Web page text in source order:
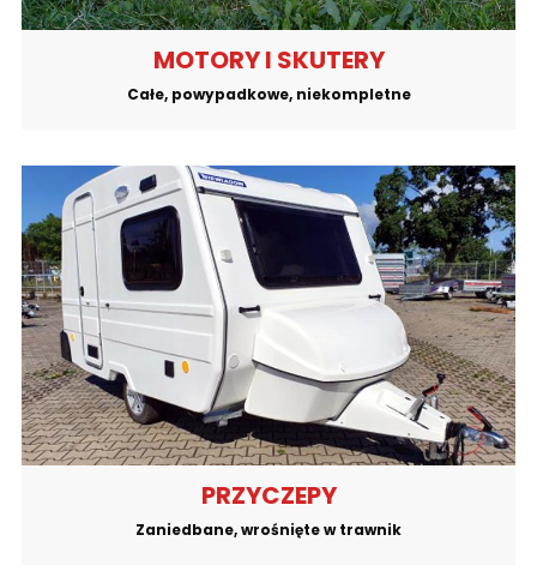
MOTORY I SKUTERY
Całe, powypadkowe, niekompletne
PRZYCZEPY
Zaniedbane, wrośnięte w trawnik